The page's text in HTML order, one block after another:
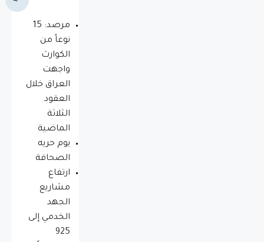
مرصد: 15
نوعاً من
الكوارث
واجهت
العراق خلال
العقود
الثلاثة
الماضية
يوم حريه
الصحافة
ارتفاع
مشاريع
الجهد
الخدمي إلى
925